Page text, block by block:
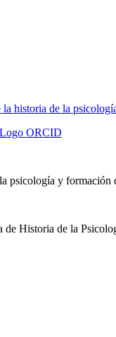
historia de la
psicología y formación
de Historia de la